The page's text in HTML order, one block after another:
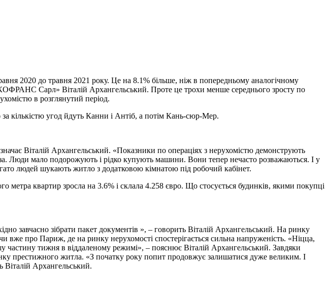
2020 до травня 2021 року. Це на 8.1% більше, ніж в попередньому аналогічному
Сарл» Віталій Архангельський. Проте це трохи менше середнього зросту по
в розглянутий період.
кількістю угод йдуть Канни і Антіб, а потім Кань-сюр-Мер.
Віталій Архангельський. «Показники по операціях з нерухомістю демонструють
Люди мало подорожують і рідко купують машини. Вони тепер нечасто розважаються. І у
людей шукають житло з додатковою кімнатою під робочий кабінет.
метра квартир зросла на 3.6% і склала 4.258 євро. Що стосується будинків, якими покупці
завчасно зібрати пакет документів », – говорить Віталій Архангельський. На ринку
про Париж, де на ринку нерухомості спостерігається сильна напруженість. «Ніцца,
тижня в віддаленому режимі», – пояснює Віталій Архангельський. Завдяки
престижного житла. «З початку року попит продовжує залишатися дуже великим. І
Віталій Архангельський.